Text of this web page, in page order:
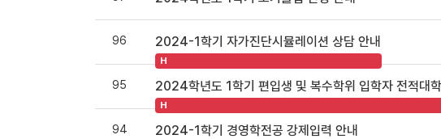
96 2024-1학기 자가진단시뮬레이션 상담 안내
H
95 2024학년도 1학기 편입생 및 복수학위 입학자 전적대
H
94 2024-1학기 경영학전공 강제입력 안내